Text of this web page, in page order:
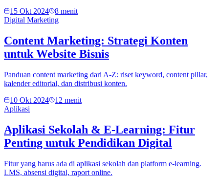
15 Okt 2024
8 menit
Digital Marketing
Content Marketing: Strategi Konten
untuk Website Bisnis
Panduan content marketing dari A-Z: riset keyword, content pillar,
kalender editorial, dan distribusi konten.
10 Okt 2024
12 menit
Aplikasi
Aplikasi Sekolah & E-Learning: Fitur
Penting untuk Pendidikan Digital
Fitur yang harus ada di aplikasi sekolah dan platform e-learning.
LMS, absensi digital, raport online.